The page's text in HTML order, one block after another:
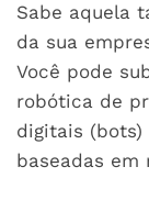
Sabe aquela
da sua
Você pode
robótica de
digitais (bots)
baseadas em